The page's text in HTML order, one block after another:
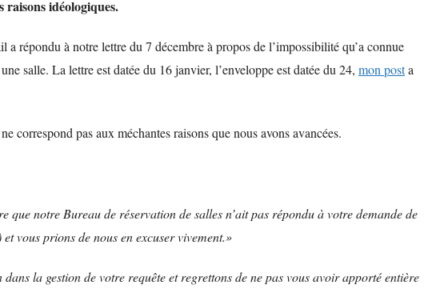
raisons idéologiques.
répondu à notre lettre du 7 décembre à propos de l’impossibilité qu’a connue
salle. La lettre est datée du 16 janvier, l’enveloppe est datée du 24, mon posta
correspond pas aux méchantes raisons que nous avons avancées.
que notre Bureau de réservation de salles n’ait pas répondu à votre demande de
vous prions de nous en excuser vivement.»
la gestion de votre requête et regrettons de ne pas vous avoir apporté entière